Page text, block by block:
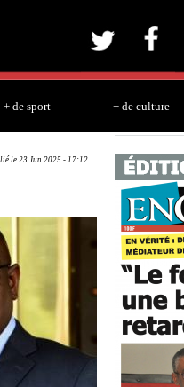
+ de sport + de culture
le 23 Jun 2025 - 17:12